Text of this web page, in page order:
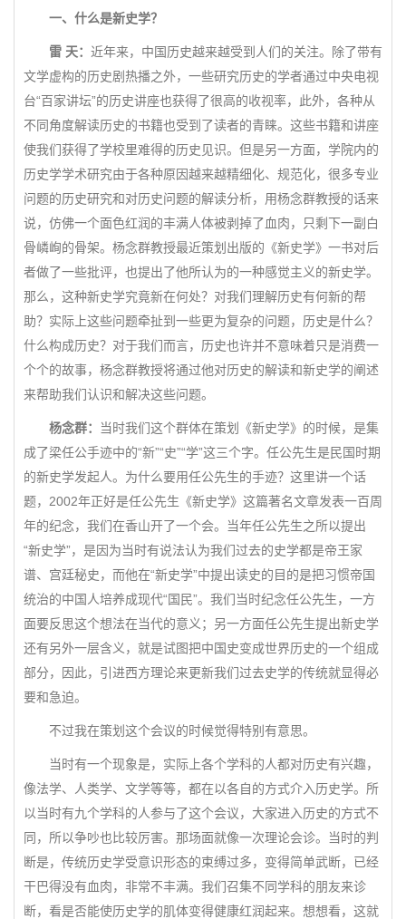
一、什么是新史学？
雷 天： 近年来，中国历史越来越受到人们的关注。除了带有
文学虚构的历史剧热播之外，一些研究历史的学者通过中央电视
台“百家讲坛”的历史讲座也获得了很高的收视率，此外，各种从
不同角度解读历史的书籍也受到了读者的青睐。这些书籍和讲座
使我们获得了学校里难得的历史见识。但是另一方面，学院内的
历史学学术研究由于各种原因越来越精细化、规范化，很多专业
问题的历史研究和对历史问题的解读分析，用杨念群教授的话来
说，仿佛一个面色红润的丰满人体被剥掉了血肉，只剩下一副白
骨嶙峋的骨架。杨念群教授最近策划出版的《新史学》一书对后
者做了一些批评，也提出了他所认为的一种感觉主义的新史学。
那么，这种新史学究竟新在何处？对我们理解历史有何新的帮
助？实际上这些问题牵扯到一些更为复杂的问题，历史是什么？
什么构成历史？对于我们而言，历史也许并不意味着只是消费一
个个的故事，杨念群教授将通过他对历史的解读和新史学的阐述
来帮助我们认识和解决这些问题。
杨念群：
当时我们这个群体在策划《新史学》的时候，是集
成了梁任公手迹中的“新”“史”“学”这三个字。任公先生是民国时期
的新史学发起人。为什么要用任公先生的手迹？这里讲一个话
题，2002年正好是任公先生《新史学》这篇著名文章发表一百周
年的纪念，我们在香山开了一个会。当年任公先生之所以提出
“新史学”，是因为当时有说法认为我们过去的史学都是帝王家
谱、宫廷秘史，而他在“新史学”中提出读史的目的是把习惯帝国
统治的中国人培养成现代“国民”。我们当时纪念任公先生，一方
面要反思这个想法在当代的意义；另一方面任公先生提出新史学
还有另外一层含义，就是试图把中国史变成世界历史的一个组成
部分，因此，引进西方理论来更新我们过去史学的传统就显得必
要和急迫。
不过我在策划这个会议的时候觉得特别有意思。
当时有一个现象是，实际上各个学科的人都对历史有兴趣，
像法学、人类学、文学等等，都在以各自的方式介入历史学。所
以当时有九个学科的人参与了这个会议，大家进入历史的方式不
同，所以争吵也比较厉害。那场面就像一次理论会诊。当时的判
断是，传统历史学受意识形态的束缚过多，变得简单武断，已经
干巴得没有血肉，非常不丰满。我们召集不同学科的朋友来诊
断，看是否能使历史学的肌体变得健康红润起来。想想看，这就